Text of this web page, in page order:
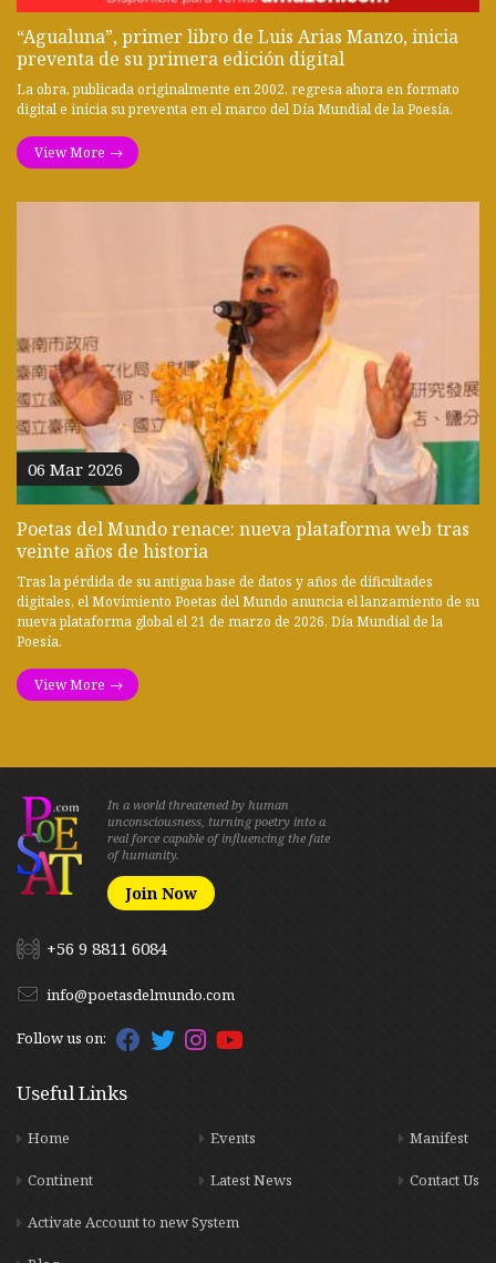
“Agualuna”, primer libro de Luis Arias Manzo, inicia
preventa de su primera edición digital
La obra, publicada originalmente en 2002, regresa ahora en formato
digital e inicia su preventa en el marco del Día Mundial de la Poesía.
View More
06 Mar 2026
Poetas del Mundo renace: nueva plataforma web tras
veinte años de historia
Tras la pérdida de su antigua base de datos y años de dificultades
digitales, el Movimiento Poetas del Mundo anuncia el lanzamiento de su
nueva plataforma global el 21 de marzo de 2026, Día Mundial de la
Poesía.
View More
In a world threatened by human
unconsciousness, turning poetry into a
real force capable of influencing the fate
of humanity.
Join Now
+56 9 8811 6084
info@poetasdelmundo.com
Follow us on:
Useful Links
Home
Continent
Events
Latest News
Manifest
Contact Us
Activate Account to new System